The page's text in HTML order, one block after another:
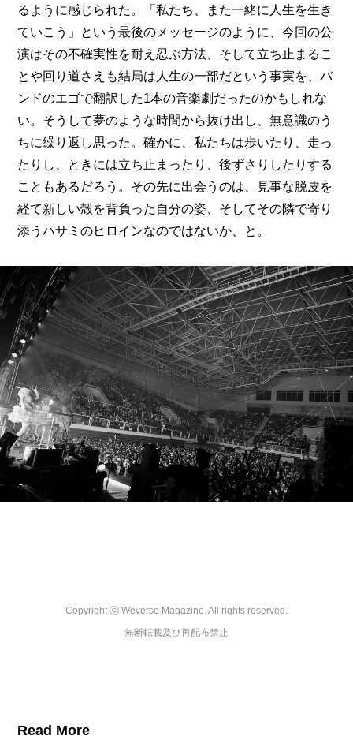
るように感じられた。「私たち、また一緒に人生を生き
ていこう」という最後のメッセージのように、今回の公
演はその不確実性を耐え忍ぶ方法、そして立ち止まるこ
とや回り道さえも結局は人生の一部だという事実を、バ
ンドのエゴで翻訳した1本の音楽劇だったのかもしれな
い。そうして夢のような時間から抜け出し、無意識のう
ちに繰り返し思った。確かに、私たちは歩いたり、走っ
たりし、ときには立ち止まったり、後ずさりしたりする
こともあるだろう。その先に出会うのは、見事な脱皮を
経て新しい殻を背負った自分の姿、そしてその隣で寄り
添うハサミのヒロインなのではないか、と。
Copyright ⓒ Weverse Magazine. All rights reserved.
無断転載及び再配布禁止
Read More